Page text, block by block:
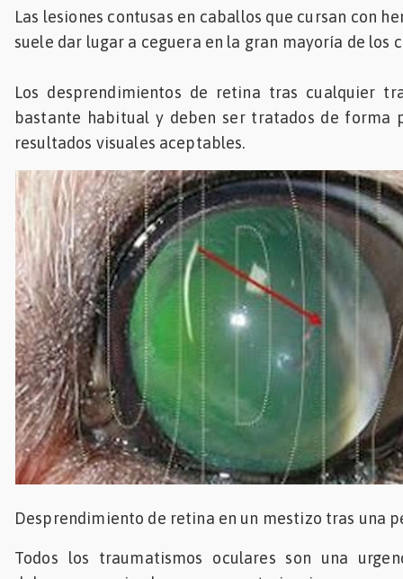
Las lesiones contusas en caballos que cursan con
suele dar lugar a ceguera en la gran mayoría de los
Los desprendimientos de retina tras cualquier
bastante habitual y deben ser tratados de forma
resultados visuales aceptables.
Desprendimiento de retina en un mestizo tras una
Todos los traumatismos oculares son una